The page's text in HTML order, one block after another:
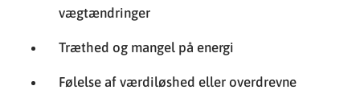
vægtændringer
Træthed og mangel på energi
Følelse af værdiløshed eller overdrevne